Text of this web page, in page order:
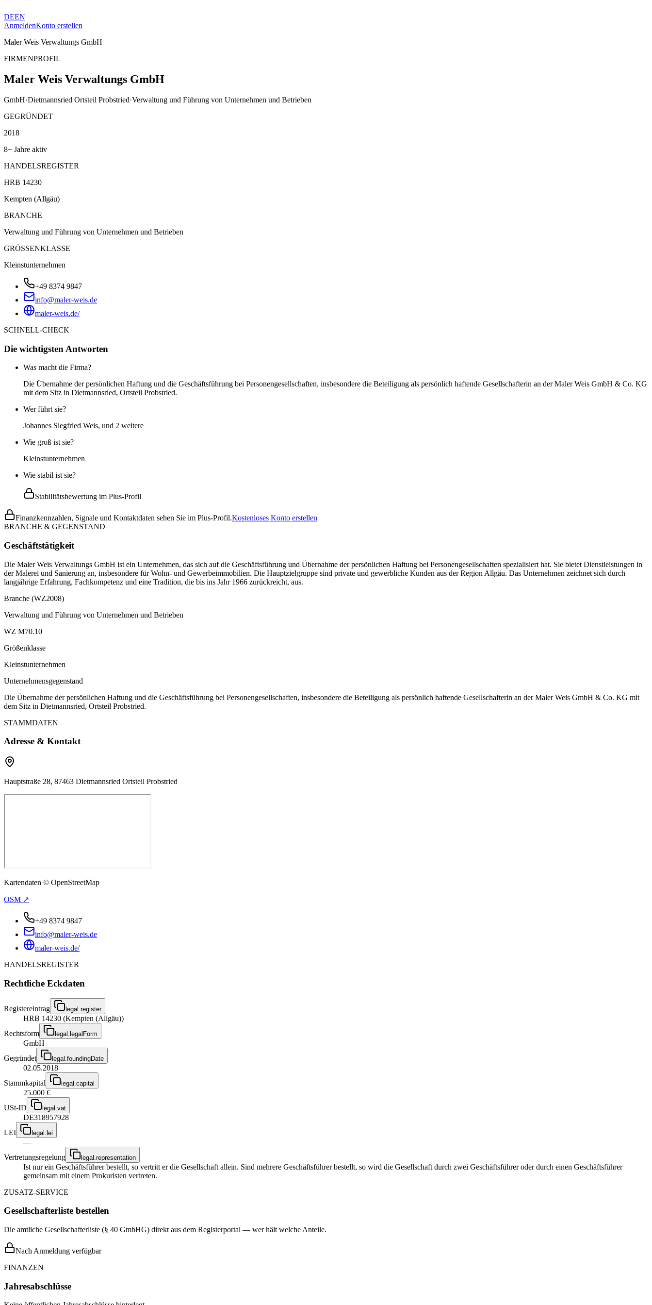
DEEN
AnmeldenKonto erstellen
Maler Weis Verwaltungs GmbH
FIRMENPROFIL
Maler Weis Verwaltungs GmbH
GmbH·Dietmannsried Ortsteil Probstried·Verwaltung und Führung von Unternehmen und Betrieben
GEGRÜNDET
2018
8+ Jahre aktiv
HANDELSREGISTER
HRB 14230
Kempten (Allgäu)
BRANCHE
Verwaltung und Führung von Unternehmen und Betrieben
GRÖSSENKLASSE
Kleinstunternehmen
+49 8374 9847
info@maler-weis.de
maler-weis.de/
SCHNELL-CHECK
Die wichtigsten Antworten
Was macht die Firma?
Die Übernahme der persönlichen Haftung und die Geschäftsführung bei Personengesellschaften, insbesondere die Beteiligung als persönlich haftende Gesellschafterin an der Maler Weis GmbH & Co. KG
mit dem Sitz in Dietmannsried, Ortsteil Probstried.
Wer führt sie?
Johannes Siegfried Weis, und 2 weitere
Wie groß ist sie?
Kleinstunternehmen
Wie stabil ist sie?
Stabilitätsbewertung im Plus-Profil
Finanzkennzahlen, Signale und Kontaktdaten sehen Sie im Plus-Profil.Kostenloses Konto erstellen
BRANCHE & GEGENSTAND
Geschäftstätigkeit
Die Maler Weis Verwaltungs GmbH ist ein Unternehmen, das sich auf die Geschäftsführung und Übernahme der persönlichen Haftung bei Personengesellschaften spezialisiert hat. Sie bietet Dienstleistungen in
der Malerei und Sanierung an, insbesondere für Wohn- und Gewerbeimmobilien. Die Hauptzielgruppe sind private und gewerbliche Kunden aus der Region Allgäu. Das Unternehmen zeichnet sich durch
langjährige Erfahrung, Fachkompetenz und eine Tradition, die bis ins Jahr 1966 zurückreicht, aus.
Branche (WZ2008)
Verwaltung und Führung von Unternehmen und Betrieben
WZ M70.10
Größenklasse
Kleinstunternehmen
Unternehmensgegenstand
Die Übernahme der persönlichen Haftung und die Geschäftsführung bei Personengesellschaften, insbesondere die Beteiligung als persönlich haftende Gesellschafterin an der Maler Weis GmbH & Co. KG mit
dem Sitz in Dietmannsried, Ortsteil Probstried.
STAMMDATEN
Adresse & Kontakt
Hauptstraße 28, 87463 Dietmannsried Ortsteil Probstried
Kartendaten © OpenStreetMap
OSM ↗
+49 8374 9847
info@maler-weis.de
maler-weis.de/
HANDELSREGISTER
Rechtliche Eckdaten
Registereintrag legal.register
HRB 14230 (Kempten (Allgäu))
Rechtsform
legal.legalForm
GmbH
Gegründet
legal.foundingDate
02.05.2018
Stammkapital
legal.capital
25.000 €
USt-ID
legal.vat
DE318957928
LEI
legal.lei
—
Vertretungsregelung
legal.representation
Ist nur ein Geschäftsführer bestellt, so vertritt er die Gesellschaft allein. Sind mehrere Geschäftsführer bestellt, so wird die Gesellschaft durch zwei Geschäftsführer oder durch einen Geschäftsführer
gemeinsam mit einem Prokuristen vertreten.
ZUSATZ-SERVICE
Gesellschafterliste bestellen
Die amtliche Gesellschafterliste (§ 40 GmbHG) direkt aus dem Registerportal — wer hält welche Anteile.
Nach Anmeldung verfügbar
FINANZEN
Jahresabschlüsse